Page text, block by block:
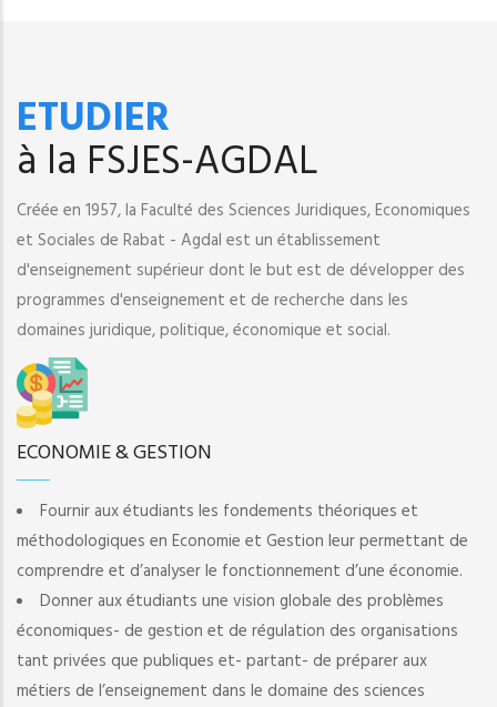
ETUDIER
à la FSJES-AGDAL
Créée en 1957, la Faculté des Sciences Juridiques, Economiques
et Sociales de Rabat - Agdal est un établissement
d'enseignement supérieur dont le but est de développer des
programmes d'enseignement et de recherche dans les
domaines juridique, politique, économique et social.
ECONOMIE & GESTION
Fournir aux étudiants les fondements théoriques et
méthodologiques en Economie et Gestion leur permettant de
comprendre et d’analyser le fonctionnement d’une économie.
Donner aux étudiants une vision globale des problèmes
économiques- de gestion et de régulation des organisations
tant privées que publiques et- partant- de préparer aux
métiers de l’enseignement dans le domaine des sciences